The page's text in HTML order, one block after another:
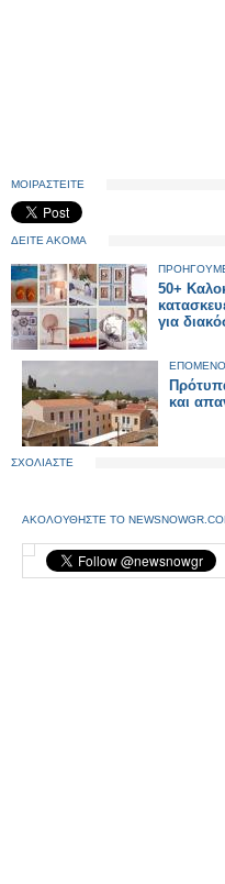
ΜΟΙΡΑΣΤΕΙΤΕ
ΔΕΙΤΕ ΑΚΟΜΑ
50+
για
και
ΣΧΟΛΙΑΣΤΕ
ΑΚΟΛΟΥΘΗΣΤΕ ΤΟ